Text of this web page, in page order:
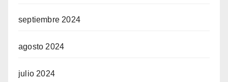
septiembre 2024
agosto 2024
julio 2024